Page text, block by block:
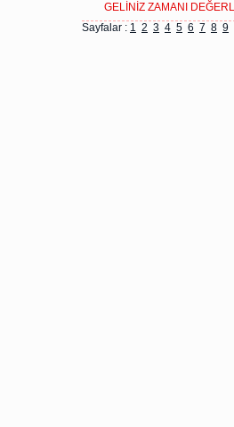
GELİNİZ ZAMANI
Sayfalar : 1 2 3 4 5 6 7 8 9